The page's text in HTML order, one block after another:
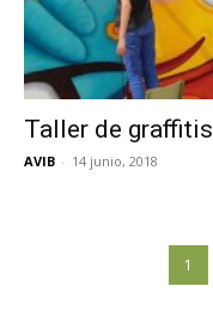
Taller de graffitis
AVIB - 14 junio, 2018
1